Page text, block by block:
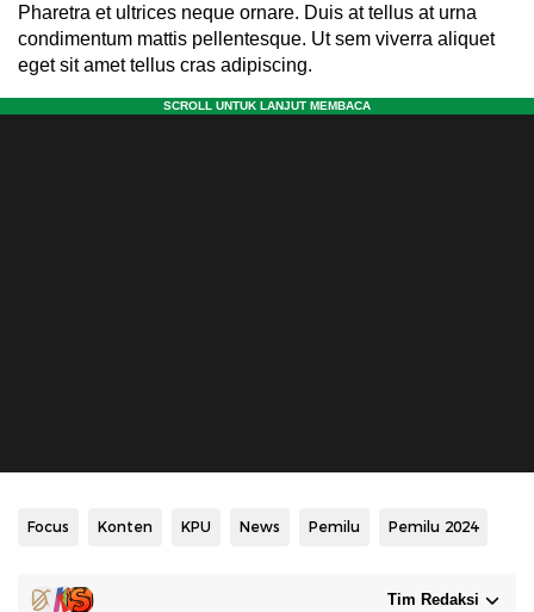
Pharetra et ultrices neque ornare. Duis at tellus at urna
condimentum mattis pellentesque. Ut sem viverra aliquet
eget sit amet tellus cras adipiscing.
Focus Konten KPU News Pemilu Pemilu 2024
Tim Redaksi